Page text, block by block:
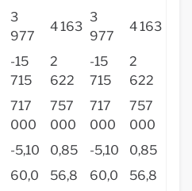
3
977
4 163
3
977
4 163
-15
715
2
622
-15
715
2
622
717
000
757
000
717
000
757
000
-5,10 0,85 -5,10
0,85
60,0 56,8 60,0
56,8